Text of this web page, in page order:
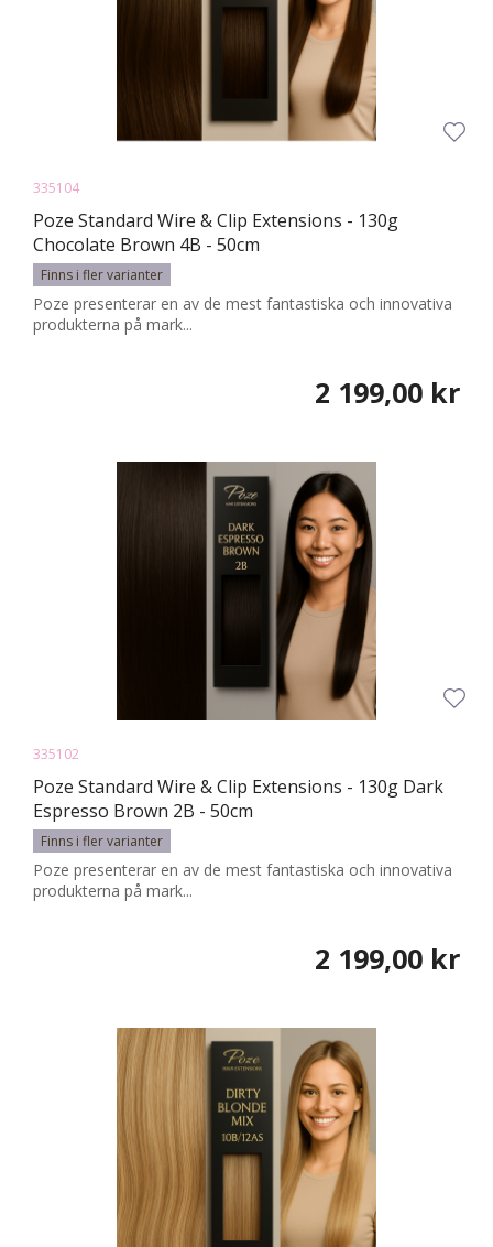
335104
Poze Standard Wire & Clip Extensions - 130g
Chocolate Brown 4B - 50cm
Finns i fler varianter
Poze presenterar en av de mest fantastiska och innovativa
produkterna på mark...
2 199,00 kr
335102
Poze Standard Wire & Clip Extensions - 130g Dark
Espresso Brown 2B - 50cm
Finns i fler varianter
Poze presenterar en av de mest fantastiska och innovativa
produkterna på mark...
2 199,00 kr